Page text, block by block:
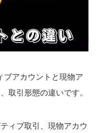
アカウントと現物ア
取引形態の違いです。
ィブ取引、現物アカウ